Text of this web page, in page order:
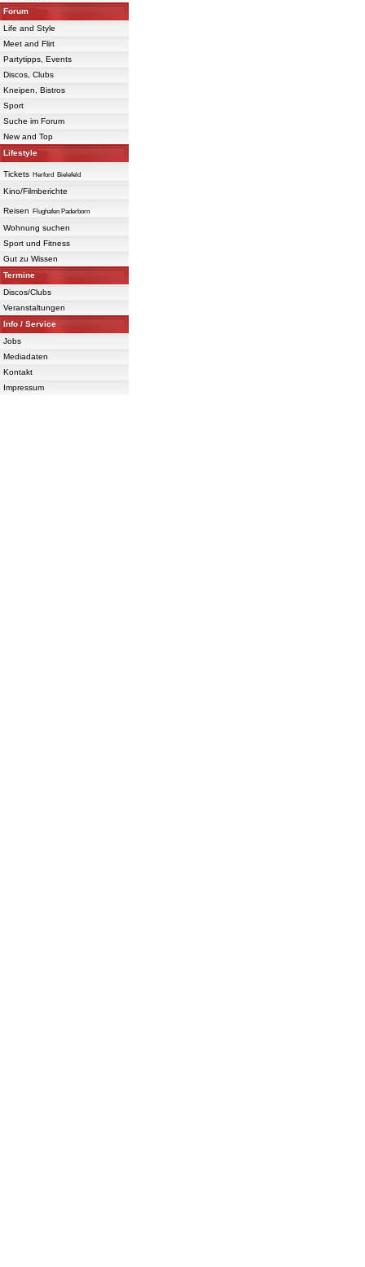
Forum
Life and Style
Meet and Flirt
Partytipps, Events
Discos, Clubs
Kneipen, Bistros
Sport
Suche im Forum
New and Top
Lifestyle
Tickets Herford Bielefeld
Kino/Filmberichte
Reisen Flughafen Paderborn
Wohnung suchen
Sport und Fitness
Gut zu Wissen
Termine
Discos/Clubs
Veranstaltungen
Info / Service
Jobs
Mediadaten
Kontakt
Impressum